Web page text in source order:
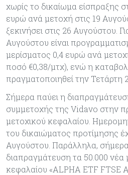
χωρίς το δικαίωμα είσπραξης
ευρώ ανά μετοχή στις 19
ξεκινήσει στις 26 Αυγούστου.
Αυγούστου είναι
μερίσματος 0,4 ευρώ ανά
ποσό €0,38/μτχ), ενώ η
πραγματοποιηθεί την Τετάρτη
Σήμερα παύει η
συμμετοχής της Vidavo στην
μετοχικού κεφαλαίου.
του δικαιώματος προτίμησης
Αυγούστου. Παράλληλα,
διαπραγμάτευση τα 50.000 νέα
κεφαλαίου «ALPHA ETF FTSE